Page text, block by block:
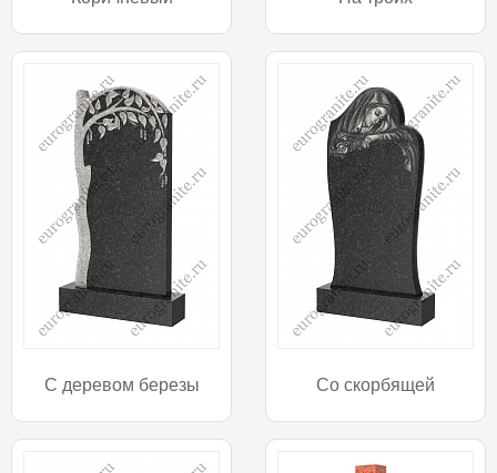
С деревом березы Со скорбящей